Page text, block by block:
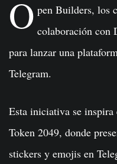
O pen Builders, los
colaboración con
para lanzar una
Telegram.
Esta iniciativa se inspira
Token 2049, donde
stickers y emojis en